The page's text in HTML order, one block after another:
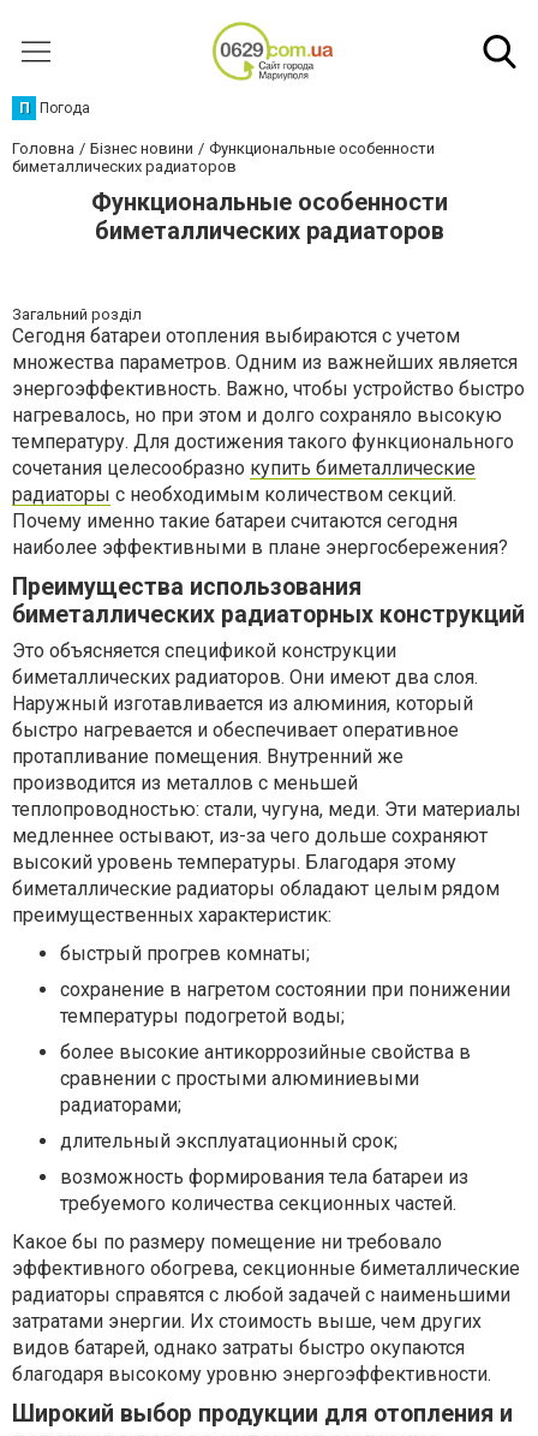
П Погода
Головна Бізнес новини
Функциональные особенности
биметаллических радиаторов
Функциональные особенности
биметаллических радиаторов
Загальний розділ
Сегодня батареи отопления выбираются с учетом
множества параметров. Одним из важнейших является
энергоэффективность. Важно, чтобы устройство быстро
нагревалось, но при этом и долго сохраняло высокую
температуру. Для достижения такого функционального
сочетания целесообразно купить биметаллические
радиаторы с необходимым количеством секций.
Почему именно такие батареи считаются сегодня
наиболее эффективными в плане энергосбережения?
Преимущества использования
биметаллических радиаторных конструкций
Это объясняется спецификой конструкции
биметаллических радиаторов. Они имеют два слоя.
Наружный изготавливается из алюминия, который
быстро нагревается и обеспечивает оперативное
протапливание помещения. Внутренний же
производится из металлов с меньшей
теплопроводностью: стали, чугуна, меди. Эти материалы
медленнее остывают, из-за чего дольше сохраняют
высокий уровень температуры. Благодаря этому
биметаллические радиаторы обладают целым рядом
преимущественных характеристик:
быстрый прогрев комнаты;
сохранение в нагретом состоянии при понижении
температуры подогретой воды;
более высокие антикоррозийные свойства в
сравнении с простыми алюминиевыми
радиаторами;
длительный эксплуатационный срок;
возможность формирования тела батареи из
требуемого количества секционных частей.
Какое бы по размеру помещение ни требовало
эффективного обогрева, секционные биметаллические
радиаторы справятся с любой задачей с наименьшими
затратами энергии. Их стоимость выше, чем других
видов батарей, однако затраты быстро окупаются
благодаря высокому уровню энергоэффективности.
Широкий выбор продукции для отопления и